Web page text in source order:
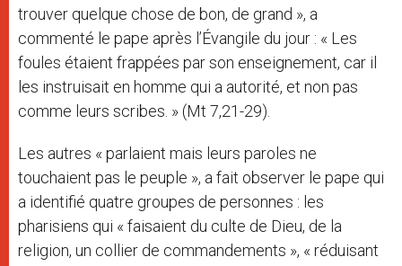
trouver quelque chose de bon, de grand », a
commenté le pape après l’Évangile du jour : « Les
foules étaient frappées par son enseignement, car il
les instruisait en homme qui a autorité, et non pas
comme leurs scribes. » (Mt 7,21-29).
Les autres « parlaient mais leurs paroles ne
touchaient pas le peuple », a fait observer le pape qui
a identifié quatre groupes de personnes : les
pharisiens qui « faisaient du culte de Dieu, de la
religion, un collier de commandements », « réduisant